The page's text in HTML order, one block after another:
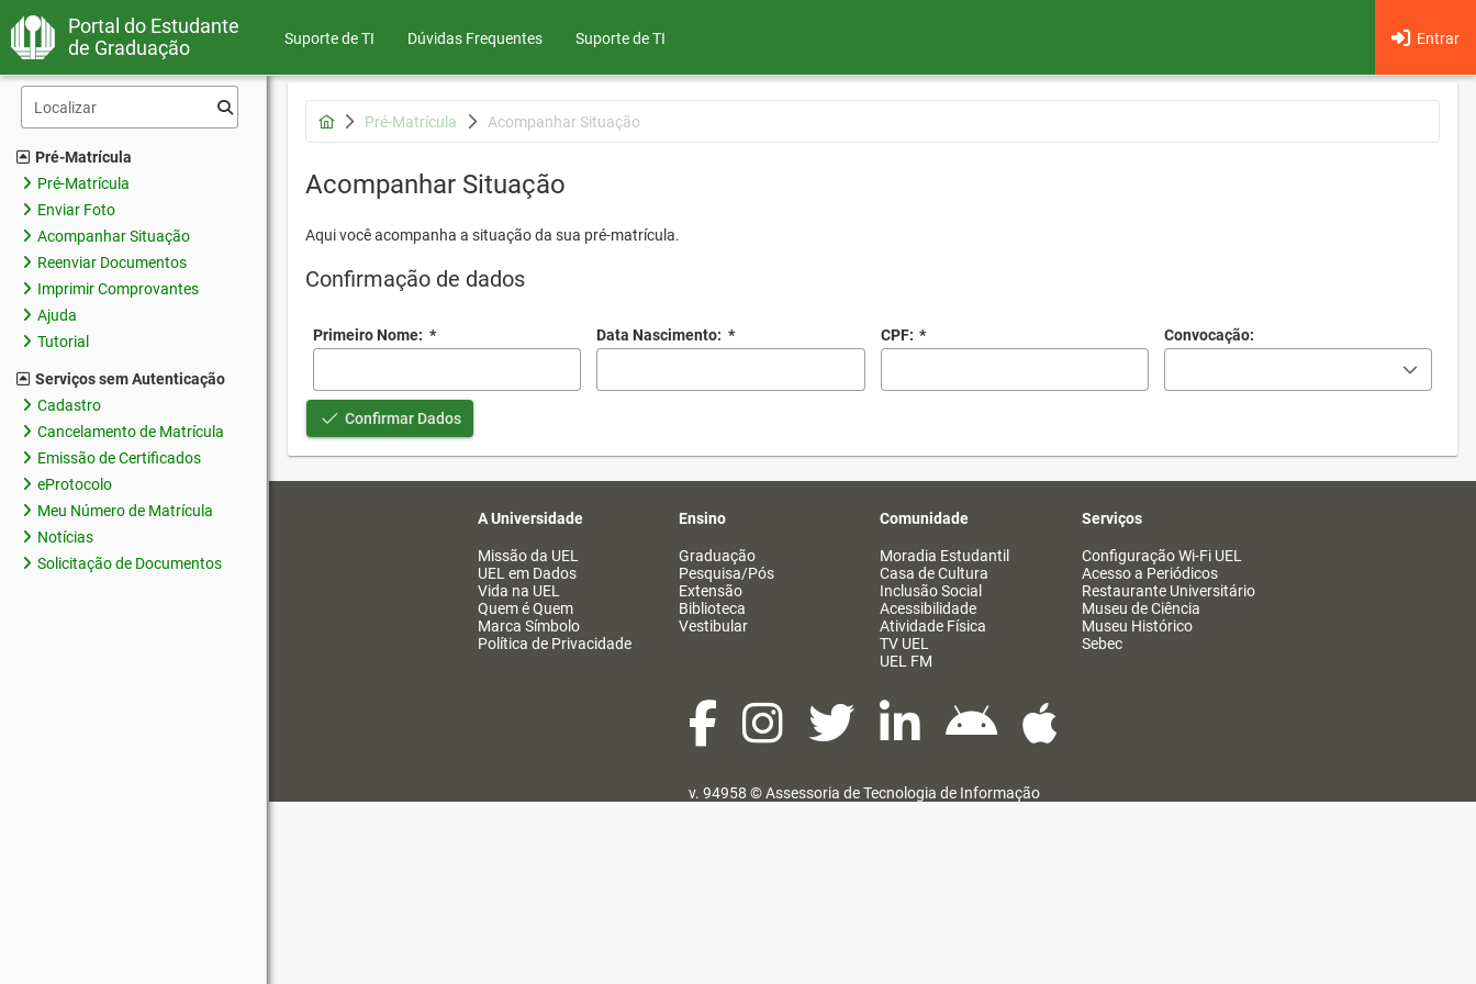
Portal do Estudante
de Graduação
Suporte de TI Dúvidas Frequentes Entrar
Suporte de TI
Pré-Matrícula
Pré-Matrícula
Enviar Foto
Acompanhar Situação
Reenviar Documentos
Imprimir Comprovantes
Ajuda
Tutorial
Serviços sem Autenticação
Cadastro
Cancelamento de Matrícula
Emissão de Certificados
eProtocolo
Meu Número de Matrícula
Notícias
Solicitação de Documentos
Pré-Matrícula Acompanhar Situação
Acompanhar Situação
Aqui você acompanha a situação da sua pré-matrícula.
Confirmação de dados
Primeiro Nome: * Data Nascimento: * CPF: * Convocação:
Confirmar Dados
A Universidade
Missão da UEL
UEL em Dados
Vida na UEL
Quem é Quem
Marca Símbolo
Política de Privacidade
Ensino
Graduação
Pesquisa/Pós
Extensão
Biblioteca
Vestibular
Comunidade
Moradia Estudantil
Casa de Cultura
Inclusão Social
Acessibilidade
Atividade Física
TV UEL
UEL FM
Serviços
Configuração Wi-Fi UEL
Acesso a Periódicos
Restaurante Universitário
Museu de Ciência
Museu Histórico
Sebec
v. 94958 ©Assessoria de Tecnologia de Informação